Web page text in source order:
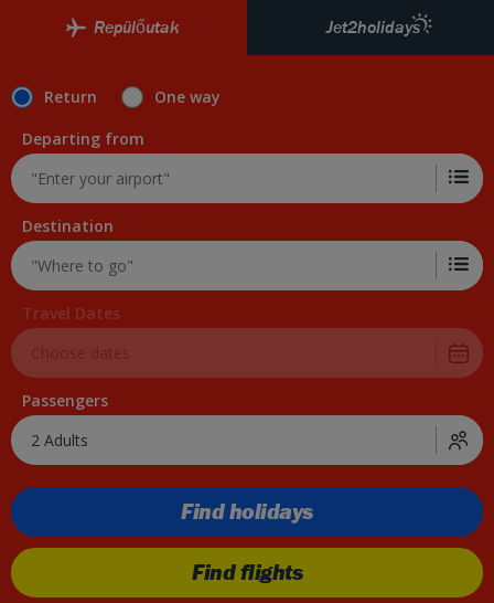
Repülőutak Jet2holidays
Return
One way
Departing from
Destination
Travel Dates
Passengers
2 Adults
Find holidays
Find flights